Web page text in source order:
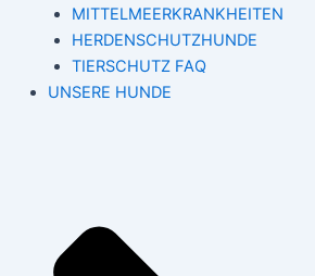
MITTELMEERKRANKHEITEN
HERDENSCHUTZHUNDE
TIERSCHUTZ FAQ
UNSERE HUNDE